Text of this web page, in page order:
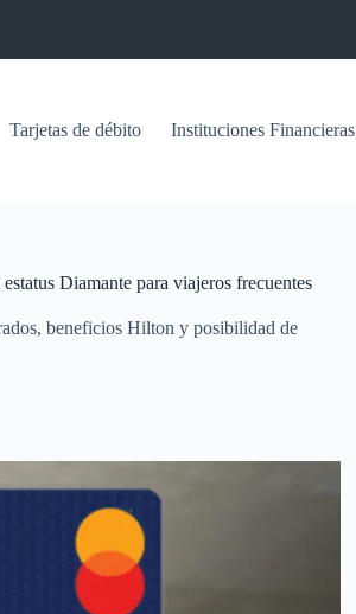
Tarjetas de débito Instituciones Financieras
Diamante para viajeros frecuentes
beneficios Hilton y posibilidad de